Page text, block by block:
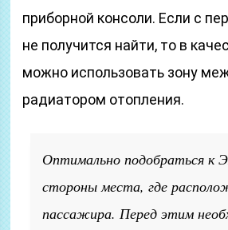
приборной консоли. Если с
не получится найти, то в
можно использовать зону
радиатором отопления.
Оптимально подобраться к
стороны места, где
пассажира. Перед этим